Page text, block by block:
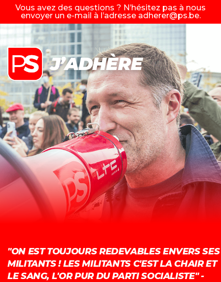
Vous avez des questions ? N’hésitez pas à nous
envoyer un e-mail à l’adresse adherer@ps.be.
J’ADHÈRE
"ON EST TOUJOURS REDEVABLES ENVERS SES
MILITANTS ! LES MILITANTS C'EST LA CHAIR ET
LE SANG, L'OR PUR DU PARTI SOCIALISTE" -